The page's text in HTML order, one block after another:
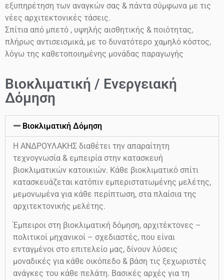
εξυπηρέτηση των αναγκών σας & πάντα σύμφωνα με τις
νέες αρχιτεκτονικές τάσεις.
Σπίτια από μπετό , υψηλής αισθητικής & ποιότητας,
πλήρως αντισεισμικά, με το δυνατότερο χαμηλό κόστος,
λόγω της καθετοποιημένης μονάδας παραγωγής
Βιοκλιματική / Ενεργειακή
Δόμηση
Βιοκλιματική Δόμηση
Η ΑΝΔΡΟΥΛΑΚΗΣ διαθέτει την απαραίτητη
τεχνογνωσία & εμπειρία στην κατασκευή
βιοκλιματικών κατοικιών. Κάθε βιοκλιματικό σπίτι
κατασκευάζεται κατόπιν εμπεριστατωμένης μελέτης,
μεμονωμένα για κάθε περίπτωση, στα πλαίσια της
αρχιτεκτονικής μελέτης.
Έμπειροι στη βιοκλιματική δόμηση, αρχιτέκτονες –
πολιτικοί μηχανικοί – σχεδιαστές, που είναι
ενταγμένοι στο επιτελείο μας, δίνουν λύσεις
μοναδικές για κάθε οικόπεδο & βάση τις ξεχωριστές
ανάγκες του κάθε πελάτη. Βασικές αρχές για τη